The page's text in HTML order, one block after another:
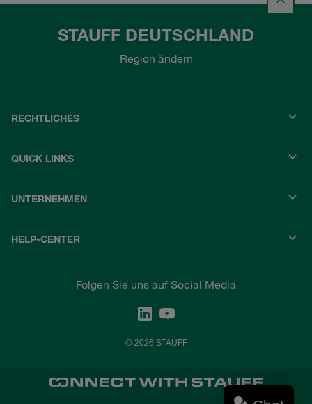
STAUFF DEUTSCHLAND
Region ändern
RECHTLICHES
QUICK LINKS
UNTERNEHMEN
HELP-CENTER
Folgen Sie uns auf Social Media
© 2026 STAUFF